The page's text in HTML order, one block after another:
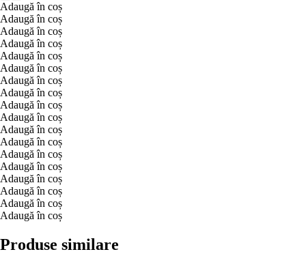
Adaugă în coș
Adaugă în coș
Adaugă în coș
Adaugă în coș
Adaugă în coș
Adaugă în coș
Adaugă în coș
Adaugă în coș
Adaugă în coș
Adaugă în coș
Adaugă în coș
Adaugă în coș
Adaugă în coș
Adaugă în coș
Adaugă în coș
Adaugă în coș
Adaugă în coș
Adaugă în coș
Produse similare